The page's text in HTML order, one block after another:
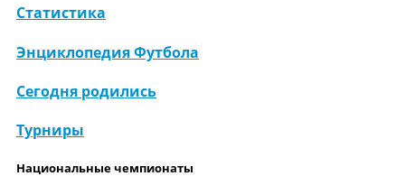
Статистика
Энциклопедия Футбола
Сегодня родились
Турниры
Национальные чемпионаты